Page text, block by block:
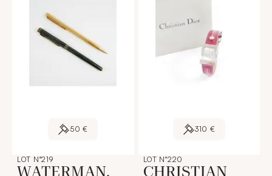
50 €
LOT N°219
WATERMAN,
310 €
LOT N°220
CHRISTIAN